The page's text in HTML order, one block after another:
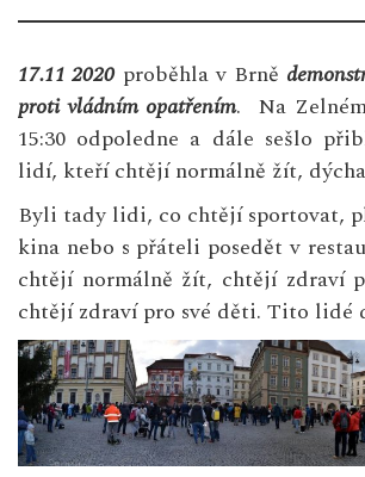
17.11 2020proběhla v Brně
proti vládním opatřením. Na
15:30 odpoledne a dále sešlo
lidí, kteří chtějí normálně žít,
Byli tady lidi, co chtějí sportovat,
kina nebo s přáteli posedět v
chtějí normálně žít, chtějí zdraví
chtějí zdraví pro své děti. Tito lidé